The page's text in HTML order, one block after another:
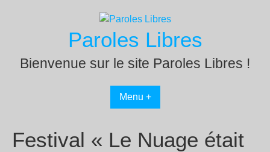
Paroles Libres
Bienvenue sur le site Paroles Libres !
Menu +
Festival « Le Nuage était